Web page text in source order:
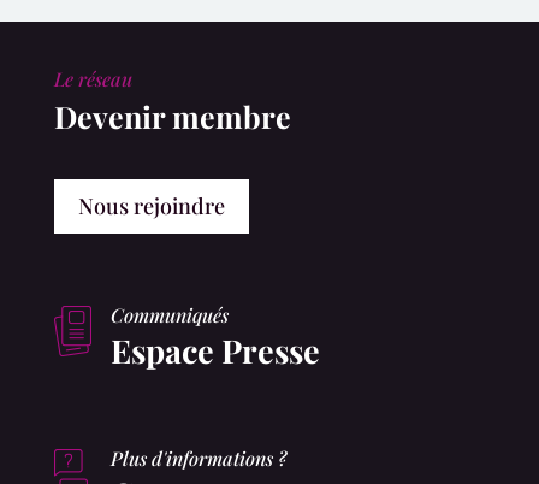
Le réseau
Devenir membre
Nous rejoindre
Communiqués
Espace Presse
Plus d'informations ?